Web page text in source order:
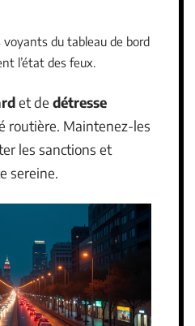
voyants du tableau de bord
l’état des feux.
et de détresse
routière. Maintenez-les
les sanctions et
sereine.